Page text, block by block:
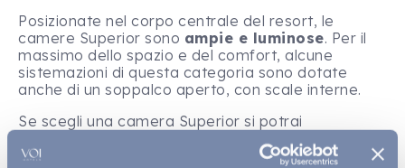
Posizionate nel corpo centrale del resort, le
camere Superior sono ampie e luminose. Per il
massimo dello spazio e del comfort, alcune
sistemazioni di questa categoria sono dotate
anche di un soppalco aperto, con scale interne.
Se scegli una camera Superior si potrai
comfort esclusivi:
coccoleremo con un set di cortesia VIP, un primo